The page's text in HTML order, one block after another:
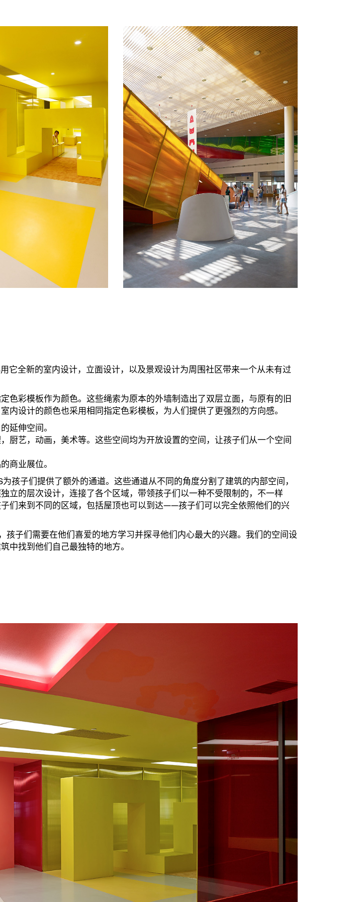
全新的室内设计，立面设计，以及景观设计为周围社区带来一个从未有过
色彩模板作为颜色。这些绳索为原本的外墙制造出了双层立面，与原有的旧
设计的颜色也采用相同指定色彩模板，为人们提供了更强烈的方向感。
延伸空间。
厨艺，动画，美术等。这些空间均为开放设置的空间，让孩子们从一个空间
商业展位。
孩子们提供了额外的通道。这些通道从不同的角度分割了建筑的内部空间，
立的层次设计，连接了各个区域，带领孩子们以一种不受限制的，不一样
们来到不同的区域，包括屋顶也可以到达——孩子们可以完全依照他们的兴
子们需要在他们喜爱的地方学习并探寻他们内心最大的兴趣。我们的空间设
中找到他们自己最独特的地方。